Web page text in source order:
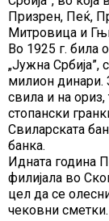
Призрен, Пеќ,
Митровица и
Во 1925 г. била
„Јужна
милион динари.
свила и на
стопански
Свиларската
банка.
Идната година
филијала во
цел да се
чековни